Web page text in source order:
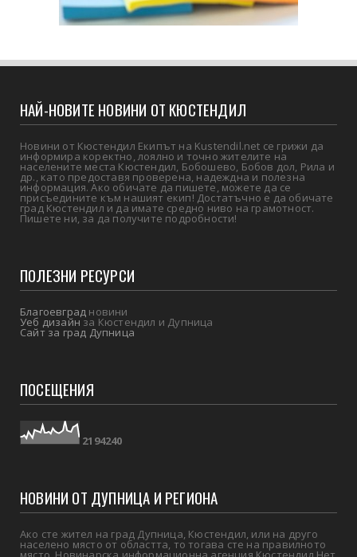
НАЙ-НОВИТЕ НОВИНИ ОТ КЮСТЕНДИЛ
Новини от Кюстендил Екипът на Kustendil.net се грижи да
информира коректно, лоялно и точно жителите на
населените места Кюстендил, Бобошево, Бобов дол, Рила и
др., като предоставя проверена, надеждна и полезна
информация. Ако обичате да пишете, можете да се
присъедините към нашият екип! Достатъчно е да обичате
град Кюстендил и да имате средно ниво на грамотност.
Пишете ни, за да получите подробности!
ПОЛЕЗНИ РЕСУРСИ
Благоевград новини
Уеб дизайнза Кюстендил и Дупница
Сайт за град Дупница
ПОСЕЩЕНИЯ
21 94240
НОВИНИ ОТ ДУПНИЦА И РЕГИОНА
Ако сте жител на град Дупница, Кюстендил, или на друго
населено място от областта, то тогава сте на правилното